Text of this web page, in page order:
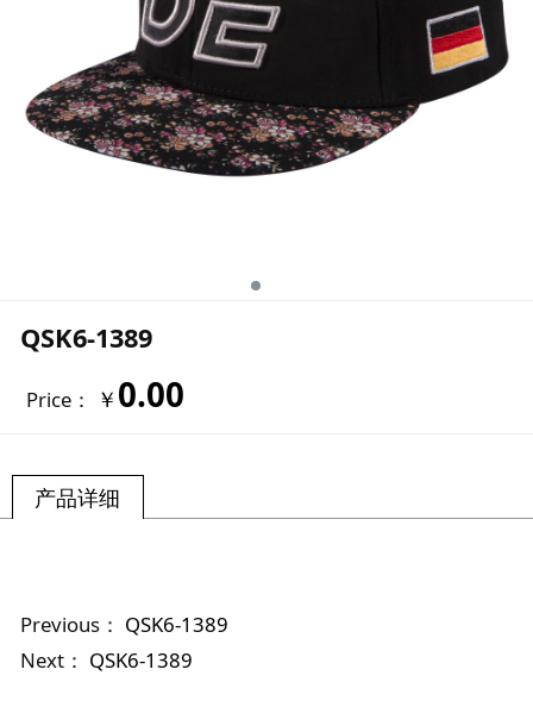
QSK6-1389
Price： ￥ 0.00
产品详细
Previous： QSK6-1389
Next： QSK6-1389